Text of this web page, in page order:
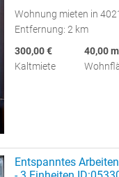
Wohnung mieten in
Entfernung: 2 km
300,00 €
Kaltmiete
40,00
Entspanntes